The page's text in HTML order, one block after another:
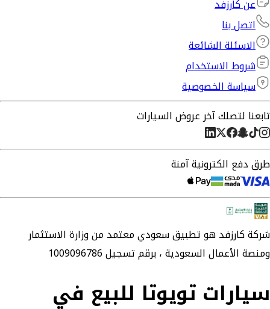
عن كارزفد
اتصل بنا
الاسئلة الشائعة
شروط الاستخدام
سياسة الخصوصية
تابعنا لتصلك آخر عروض السيارات
طرق دفع الكترونية آمنة
شركةكارزفدهو تطبيق سعودي معتمد من وزارة الاستثمار
ومنصة الأعمال السعودية ،برقم تسجيل 1009096786
سيارات تويوتا للبيع في